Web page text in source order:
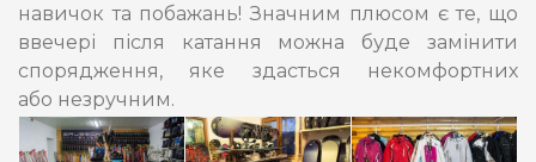
навичок та побажань! Значним плюсом є те, що
ввечері після катання можна буде замінити
спорядження, яке здасться некомфортних
або незручним.